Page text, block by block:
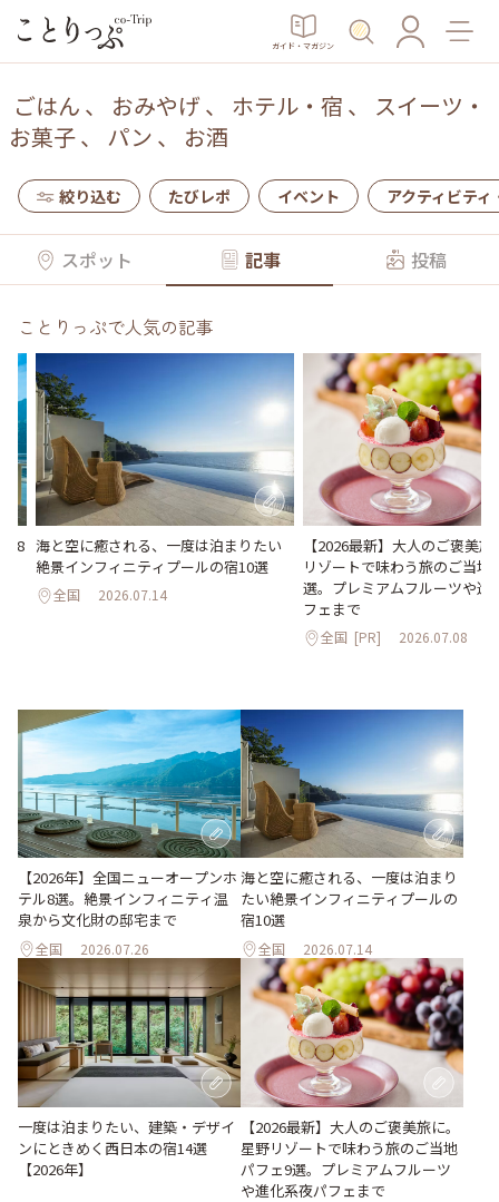
ガイド・マガジン
ごはん 、 おみやげ 、 ホテル・宿 、 スイーツ・
お菓子、 パン 、 お酒
絞り込む たびレポ イベント アクティビティ
スポット 記事 投稿
ことりっぷで人気の記事
8 海と空に癒される、一度は泊まりたい
絶景インフィニティプールの宿10選
全国 2026.07.14
【2026最新】大人のご褒美
リゾートで味わう旅のご当地
選。プレミアムフルーツや進
フェまで
全国 [PR] 2026.07.08
【2026年】全国ニューオープンホ
テル8選。絶景インフィニティ温
泉から文化財の邸宅まで
全国 2026.07.26
海と空に癒される、一度は泊まり
たい絶景インフィニティプールの
宿10選
全国 2026.07.14
一度は泊まりたい、建築・デザイ
ンにときめく西日本の宿14選
【2026年】
【2026最新】大人のご褒美旅に。
星野リゾートで味わう旅のご当地
パフェ9選。プレミアムフルーツ
や進化系夜パフェまで